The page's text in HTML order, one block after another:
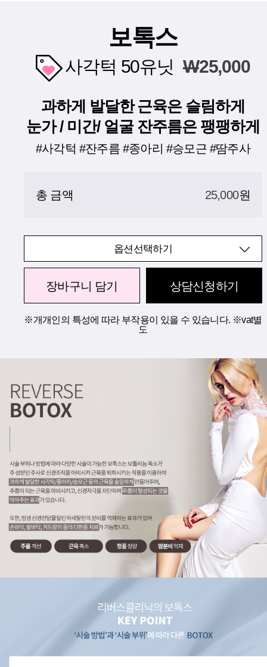
보톡스
사각턱 50유닛 W25,000
과하게 발달한 근육은 슬림하게
눈가 / 미간/ 얼굴 잔주름은 팽팽하게
#사각턱 #잔주름 #종아리 #승모근 #땀주사
총 금액 25,000원
옵션선택하기
장바구니 담기 상담신청하기
※개개인의 특성에 따라 부작용이 있을 수 있습니다. ※vat별
도